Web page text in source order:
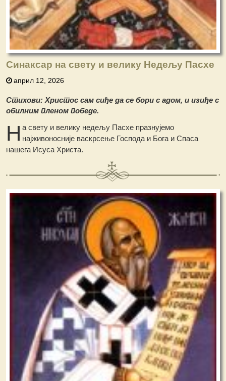
Синаксар на свету и велику Недељу Пасхе
април 12, 2026
Стихови: Христос сам сиђе да се бори с адом, и изиђе с
обилним пленом победе.
Н а свету и велику недељу Пасхе празнујемо
најживоносније васкрсење Господа и Бога и Спаса
нашега Исуса Христа.